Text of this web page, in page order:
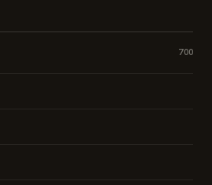
700